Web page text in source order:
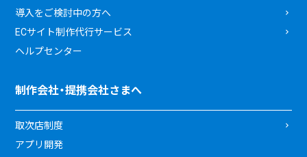
導入をご検討中の方へ
ECサイト制作代行サービス
ヘルプセンター
制作会社・提携会社さまへ
取次店制度
アプリ開発